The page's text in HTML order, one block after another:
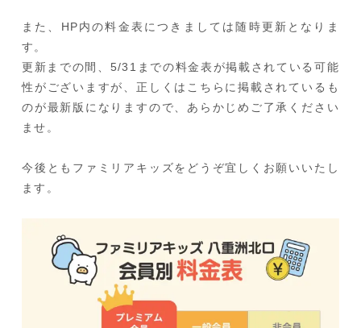
また、HP内の料金表につきましては随時更新となりま
す。
更新までの間、5/31までの料金表が掲載されている可能
性がございますが、正しくはこちらに掲載されているも
のが最新版になりますので、あらかじめご了承ください
ませ。
今後ともファミリアキッズをどうぞ宜しくお願いいたし
ます。